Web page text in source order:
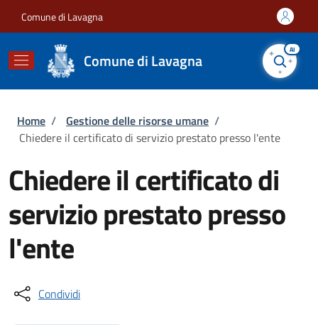
Comune di Lavagna
Comune di Lavagna
AI
Briciole di pane
Home / Gestione delle risorse umane /
Chiedere il certificato di servizio prestato presso l'ente
Chiedere il certificato di
servizio prestato presso
l'ente
Condividi